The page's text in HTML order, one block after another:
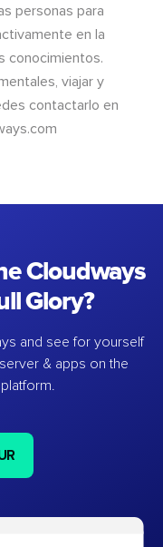
personas para
en la
conocimientos.
viajar y
contactarlo en
Cloudways
Glory?
and see for yourself
& apps on the